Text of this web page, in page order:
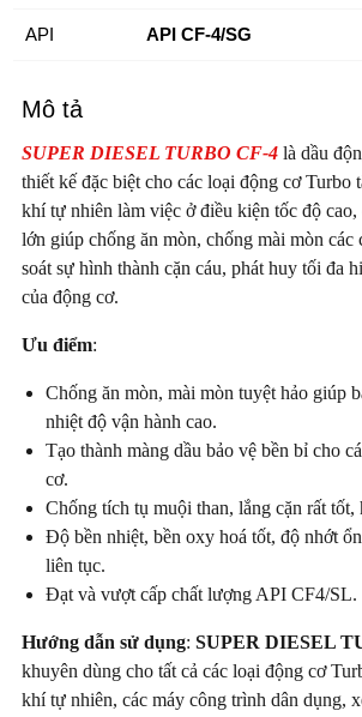
API API CF-4/SG
Mô tả
SUPER DIESEL TURBO CF-4 là dầu
thiết kế đặc biệt cho các loại động cơ Turbo
khí tự nhiên làm việc ở điều kiện tốc độ cao,
lớn giúp chống ăn mòn, chống mài mòn các
soát sự hình thành cặn cáu, phát huy tối đa
của động cơ.
Ưu điểm:
Chống ăn mòn, mài mòn tuyệt hảo giúp
nhiệt độ vận hành cao.
Tạo thành màng dầu bảo vệ bền bỉ cho
cơ.
Chống tích tụ muội than, lắng cặn rất tốt,
Độ bền nhiệt, bền oxy hoá tốt, độ nhớt
liên tục.
Đạt và vượt cấp chất lượng API CF4/SL.
Hướng dẫn sử dụng: SUPER DIESEL
khuyên dùng cho tất cả các loại động cơ
khí tự nhiên, các máy công trình dân dụng,